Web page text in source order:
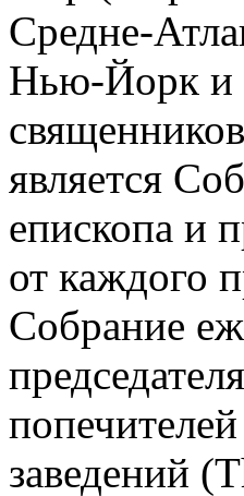
Средне-
Нью-Йорк и
является
епископа и
от каждого
Собрание
заведений